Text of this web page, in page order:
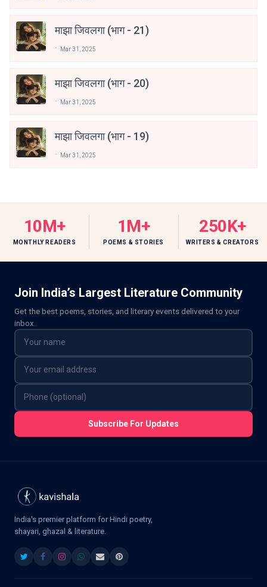
माझा जिवलगा (भाग - 21)
Mar 31, 2025
माझा जिवलगा (भाग - 20)
Mar 31, 2025
माझा जिवलगा (भाग - 19)
Mar 31, 2025
10M+
MONTHLY READERS
1M+
POEMS & STORIES
250K+
WRITERS & CREATORS
Join India’s Largest Literature Community
Get the best poems, stories, and literary events delivered to your
inbox.
Subscribe For Updates
India's premier platform for Hindi poetry,
shayari, ghazal & literature.